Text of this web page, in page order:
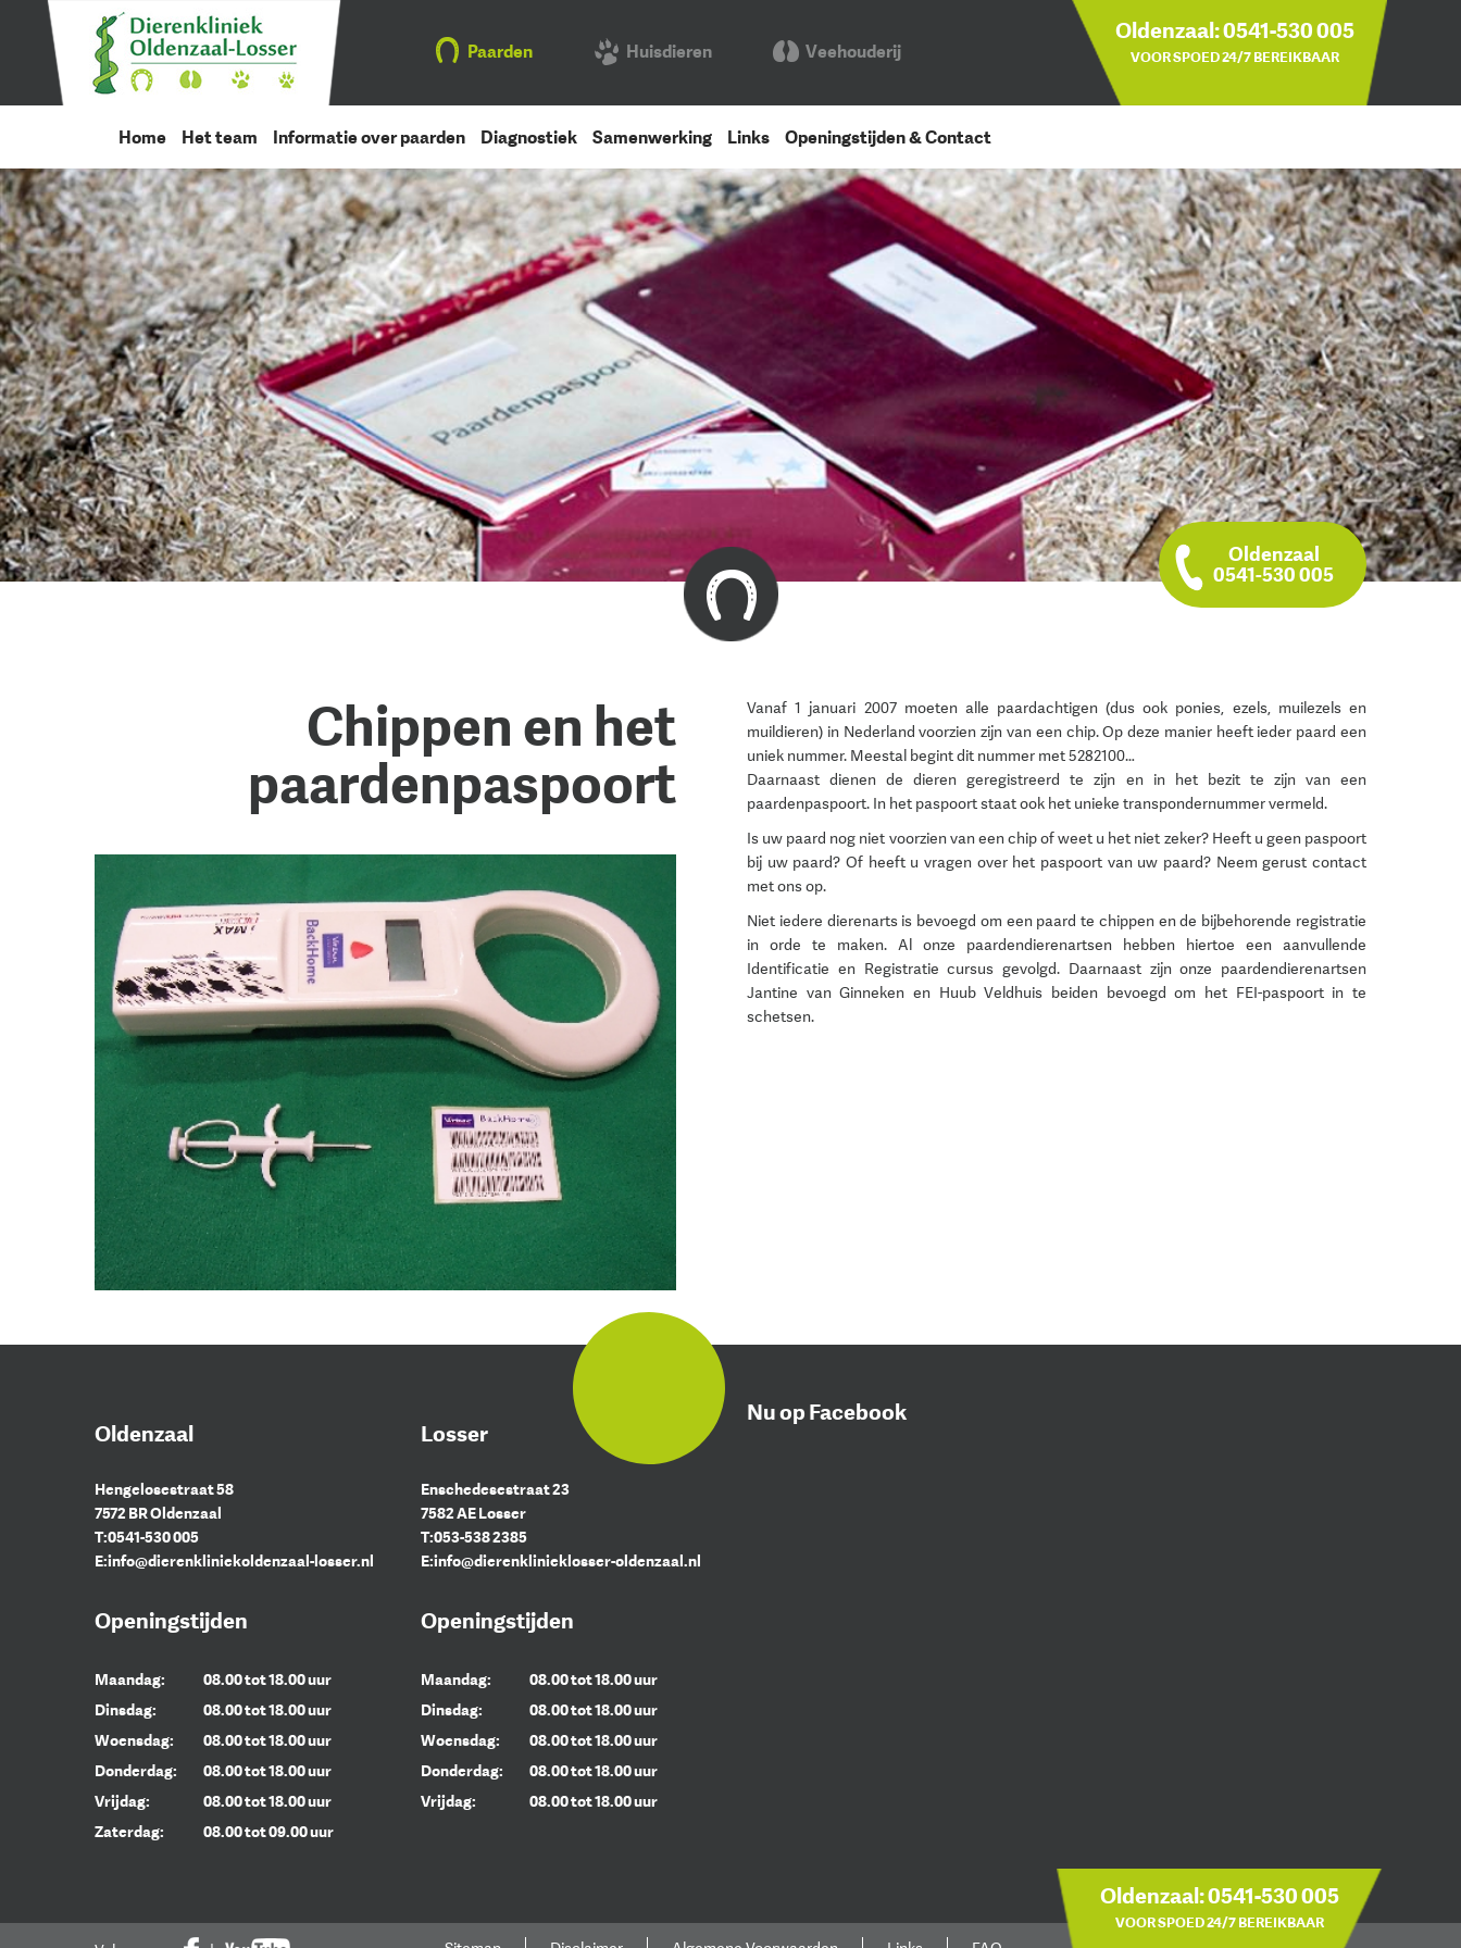
Paarden Huisdieren Veehouderij
Oldenzaal:0541-530 005
VOOR SPOED 24/7 BEREIKBAAR
Home Het team Informatie over paarden Diagnostiek Samenwerking Links Openingstijden & Contact
Oldenzaal
0541-530 005
Chippen en het
paardenpaspoort
Vanaf 1 januari 2007 moeten alle paardachtigen (dus ook ponies, ezels, muilezels en
muildieren) in Nederland voorzien zijn van een chip. Op deze manier heeft ieder paard een
uniek nummer. Meestal begint dit nummer met 5282100…
Daarnaast dienen de dieren geregistreerd te zijn en in het bezit te zijn van een
paardenpaspoort. In het paspoort staat ook het unieke transpondernummer vermeld.
Is uw paard nog niet voorzien van een chip of weet u het niet zeker? Heeft u geen paspoort
bij uw paard? Of heeft u vragen over het paspoort van uw paard? Neem gerust contact
met ons op.
Niet iedere dierenarts is bevoegd om een paard te chippen en de bijbehorende registratie
in orde te maken. Al onze paardendierenartsen hebben hiertoe een aanvullende
Identificatie en Registratie cursus gevolgd. Daarnaast zijn onze paardendierenartsen
Jantine van Ginneken en Huub Veldhuis beiden bevoegd om het FEI-paspoort in te
schetsen.
Oldenzaal
Hengelosestraat 58
7572 BR Oldenzaal
T:0541-530 005
E:info@dierenkliniekoldenzaal-losser.nl
Openingstijden
Maandag:
Dinsdag:
Woensdag:
Donderdag:
Vrijdag:
Zaterdag:
08.00 tot 18.00 uur
08.00 tot 18.00 uur
08.00 tot 18.00 uur
08.00 tot 18.00 uur
08.00 tot 18.00 uur
08.00 tot 09.00 uur
Losser
Enschedesestraat 23
7582 AE Losser
T:053-538 2385
E:info@dierenklinieklosser-oldenzaal.nl
Openingstijden
Maandag:
Dinsdag:
Woensdag:
Donderdag:
Vrijdag:
08.00 tot 18.00 uur
08.00 tot 18.00 uur
08.00 tot 18.00 uur
08.00 tot 18.00 uur
08.00 tot 18.00 uur
Nu op Facebook
Oldenzaal:0541-530 005
VOOR SPOED 24/7 BEREIKBAAR